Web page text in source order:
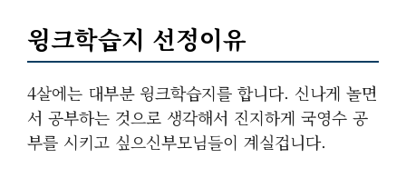
윙크학습지 선정이유
4살에는 대부분 윙크학습지를 합니다. 신나게 놀면
서 공부하는 것으로 생각해서 진지하게 국영수 공
부를 시키고 싶으신부모님들이 계실겁니다.